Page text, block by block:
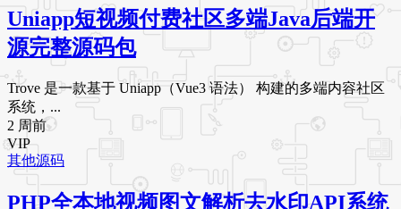
Uniapp短视频付费社区多端Java后端开
源完整源码包
Trove 是一款基于 Uniapp（Vue3 语法） 构建的多端内容社区
系统，...
2 周前
VIP
其他源码
PHP全本地视频图文解析去水印API系统